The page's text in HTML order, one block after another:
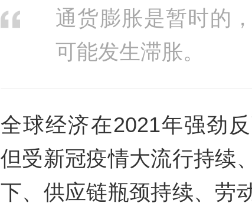
通货膨胀是暂时的
可能发生滞胀。
全球经济在2021年强劲
但受新冠疫情大流行持续
下、供应链瓶颈持续、劳